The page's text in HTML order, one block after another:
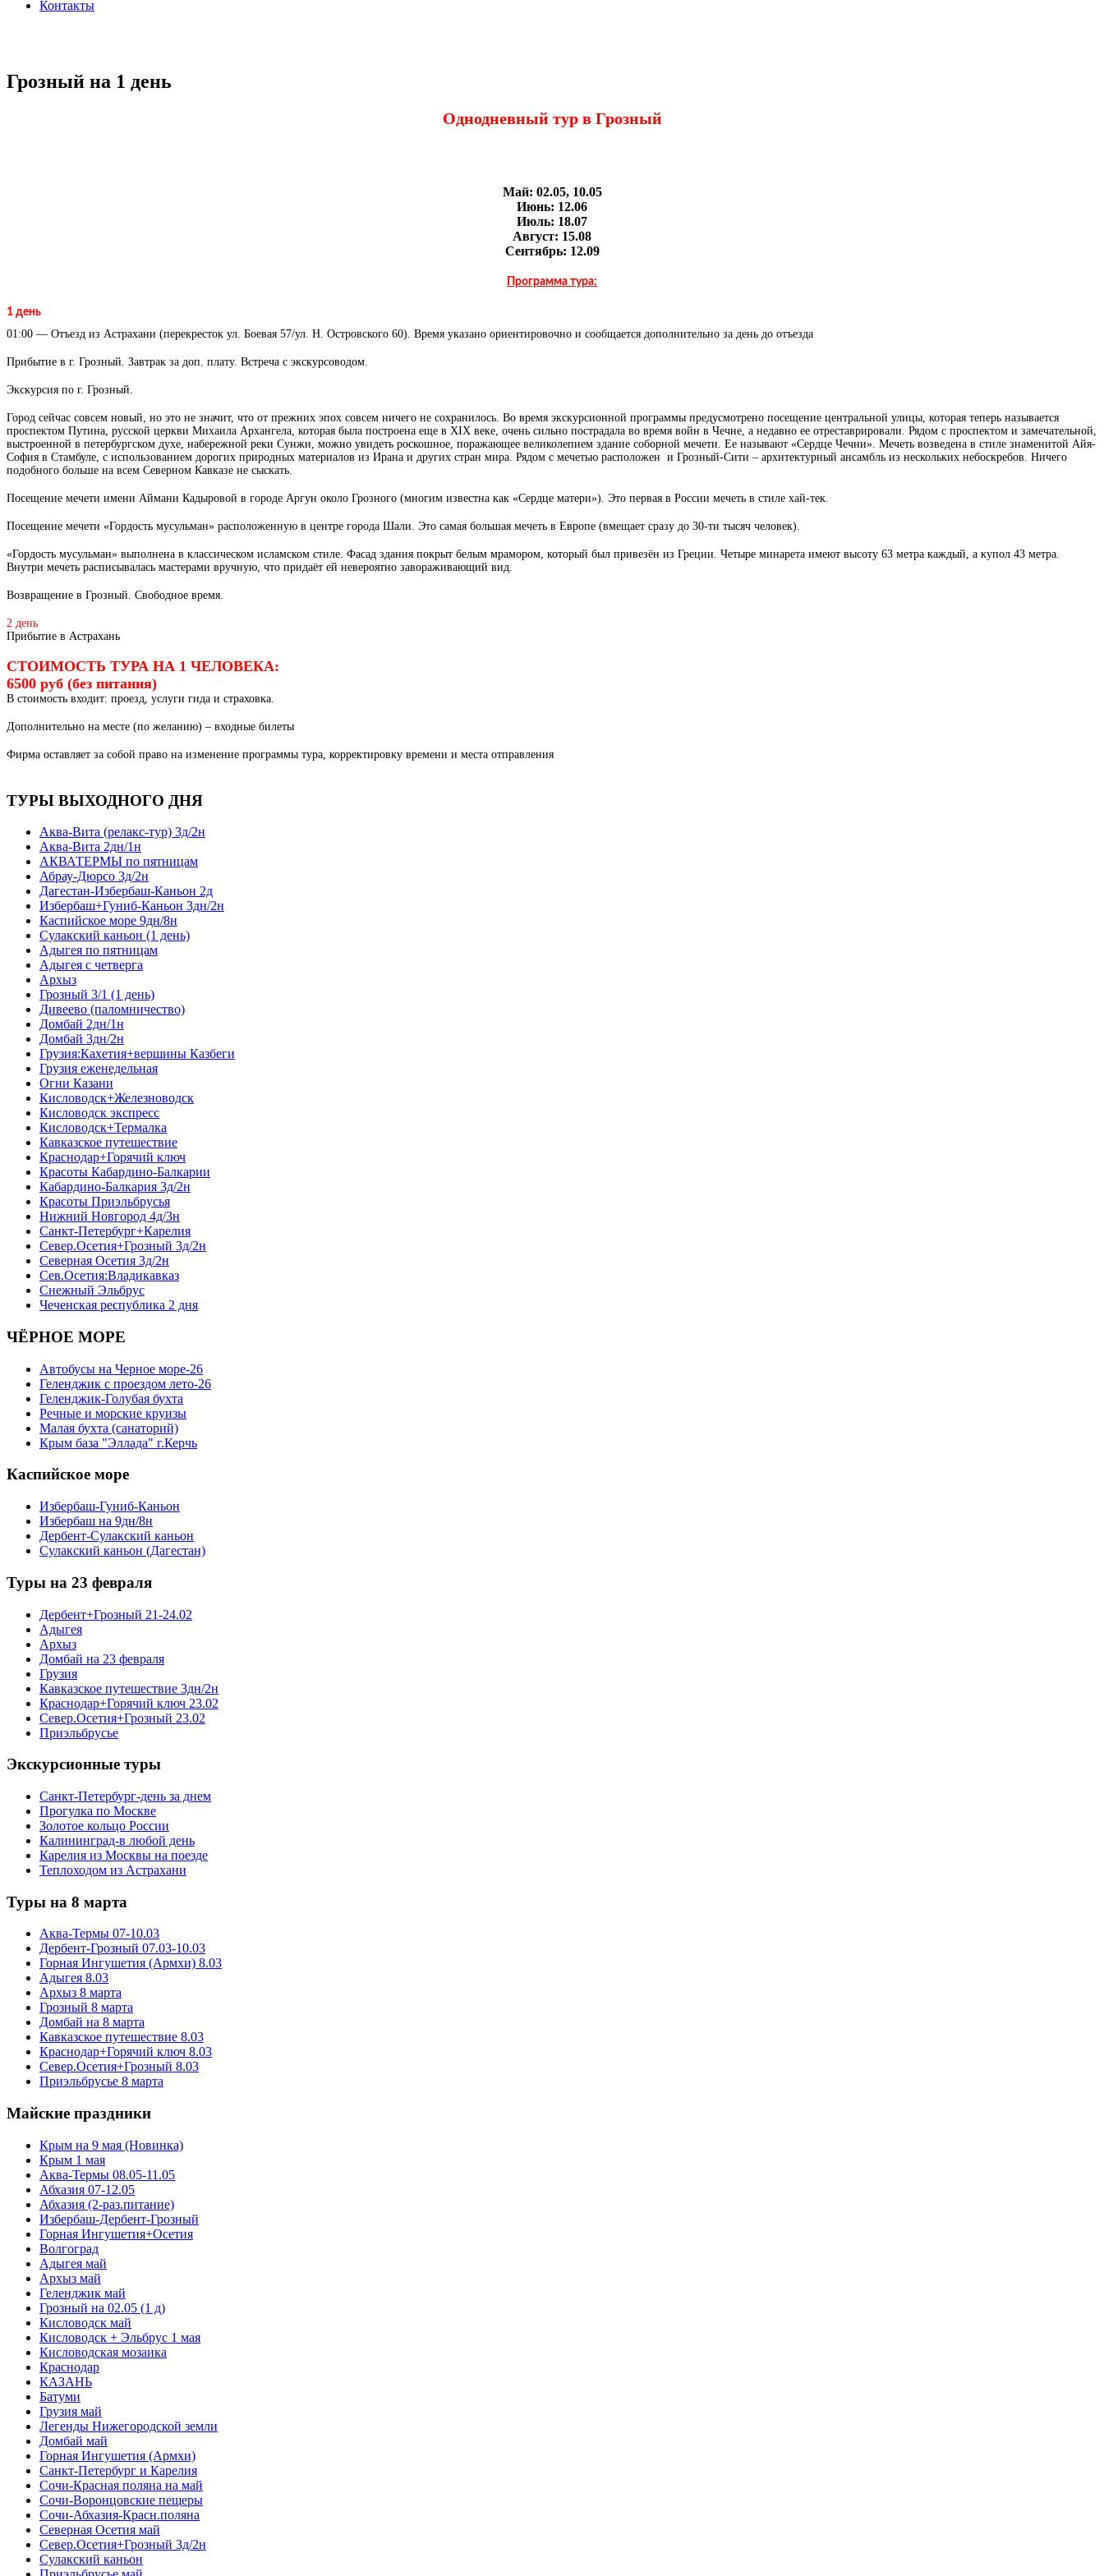
Контакты
Грозный на 1 день
Однодневный тур в Грозный
Май: 02.05, 10.05
Июнь: 12.06
Июль: 18.07
Август: 15.08
Сентябрь: 12.09
Программа тура:
1 день
01:00 — Отъезд из Астрахани (перекресток ул. Боевая 57/ул. Н. Островского 60). Время указано ориентировочно и сообщается дополнительно за день до отъезда
Прибытие в г. Грозный. Завтрак за доп. плату. Встреча с экскурсоводом.
Экскурсия по г. Грозный.
Город сейчас совсем новый, но это не значит, что от прежних эпох совсем ничего не сохранилось. Во время экскурсионной программы предусмотрено посещение центральной улицы, которая теперь называется
проспектом Путина, русской церкви Михаила Архангела, которая была построена еще в XIX веке, очень сильно пострадала во время войн в Чечне, а недавно ее отреставрировали. Рядом с проспектом и замечательной,
выстроенной в петербургском духе, набережной реки Сунжи, можно увидеть роскошное, поражающее великолепием здание соборной мечети. Ее называют «Сердце Чечни». Мечеть возведена в стиле знаменитой Айя-
София в Стамбуле, с использованием дорогих природных материалов из Ирана и других стран мира. Рядом с мечетью расположен и Грозный-Сити – архитектурный ансамбль из нескольких небоскребов. Ничего
подобного больше на всем Северном Кавказе не сыскать.
Посещение мечети имени Аймани Кадыровой в городе Аргун около Грозного (многим известна как «Сердце матери»). Это первая в России мечеть в стиле хай-тек.
Посещение мечети «Гордость мусульман» расположенную в центре города Шали. Это самая большая мечеть в Европе (вмещает сразу до 30-ти тысяч человек).
«Гордость мусульман» выполнена в классическом исламском стиле. Фасад здания покрыт белым мрамором, который был привезён из Греции. Четыре минарета имеют высоту 63 метра каждый, а купол 43 метра.
Внутри мечеть расписывалась мастерами вручную, что придаёт ей невероятно завораживающий вид.
Возвращение в Грозный. Свободное время.
2 день
Прибытие в Астрахань
СТОИМОСТЬ ТУРА НА 1 ЧЕЛОВЕКА:
6500 руб (без питания)
В стоимость входит: проезд, услуги гида и страховка.
Дополнительно на месте (по желанию) – входные билеты
Фирма оставляет за собой право на изменение программы тура, корректировку времени и места отправления
ТУРЫ ВЫХОДНОГО ДНЯ
Аква-Вита (релакс-тур) 3д/2н
Аква-Вита 2дн/1н
АКВАТЕРМЫ по пятницам
Абрау-Дюрсо 3д/2н
Дагестан-Избербаш-Каньон 2д
Избербаш+Гуниб-Каньон 3дн/2н
Каспийское море 9дн/8н
Сулакский каньон (1 день)
Адыгея по пятницам
Адыгея с четверга
Архыз
Грозный 3/1 (1 день)
Дивеево (паломничество)
Домбай 2дн/1н
Домбай 3дн/2н
Грузия:Кахетия+вершины Казбеги
Грузия еженедельная
Огни Казани
Кисловодск+Железноводск
Кисловодск экспресс
Кисловодск+Термалка
Кавказское путешествие
Краснодар+Горячий ключ
Красоты Кабардино-Балкарии
Кабардино-Балкария 3д/2н
Красоты Приэльбрусья
Нижний Новгород 4д/3н
Санкт-Петербург+Карелия
Север.Осетия+Грозный 3д/2н
Северная Осетия 3д/2н
Сев.Осетия:Владикавказ
Снежный Эльбрус
Чеченская республика 2 дня
ЧЁРНОЕ МОРЕ
Автобусы на Черное море-26
Геленджик с проездом лето-26
Геленджик-Голубая бухта
Речные и морские круизы
Малая бухта (санаторий)
Крым база "Эллада" г.Керчь
Каспийское море
Избербаш-Гуниб-Каньон
Избербаш на 9дн/8н
Дербент-Сулакский каньон
Сулакский каньон (Дагестан)
Туры на 23 февраля
Дербент+Грозный 21-24.02
Адыгея
Архыз
Домбай на 23 февраля
Грузия
Кавказское путешествие 3дн/2н
Краснодар+Горячий ключ 23.02
Север.Осетия+Грозный 23.02
Приэльбрусье
Экскурсионные туры
Санкт-Петербург-день за днем
Прогулка по Москве
Золотое кольцо России
Калининград-в любой день
Карелия из Москвы на поезде
Теплоходом из Астрахани
Туры на 8 марта
Аква-Термы 07-10.03
Дербент-Грозный 07.03-10.03
Горная Ингушетия (Армхи) 8.03
Адыгея 8.03
Архыз 8 марта
Грозный 8 марта
Домбай на 8 марта
Кавказское путешествие 8.03
Краснодар+Горячий ключ 8.03
Север.Осетия+Грозный 8.03
Приэльбрусье 8 марта
Майские праздники
Крым на 9 мая (Новинка)
Крым 1 мая
Аква-Термы 08.05-11.05
Абхазия 07-12.05
Абхазия (2-раз.питание)
Избербаш-Дербент-Грозный
Горная Ингушетия+Осетия
Волгоград
Адыгея май
Архыз май
Геленджик май
Грозный на 02.05 (1 д)
Кисловодск май
Кисловодск + Эльбрус 1 мая
Кисловодская мозаика
Краснодар
КАЗАНЬ
Батуми
Грузия май
Легенды Нижегородской земли
Домбай май
Горная Ингушетия (Армхи)
Санкт-Петербург и Карелия
Сочи-Красная поляна на май
Сочи-Воронцовские пещеры
Сочи-Абхазия-Красн.поляна
Северная Осетия май
Север.Осетия+Грозный 3д/2н
Сулакский каньон